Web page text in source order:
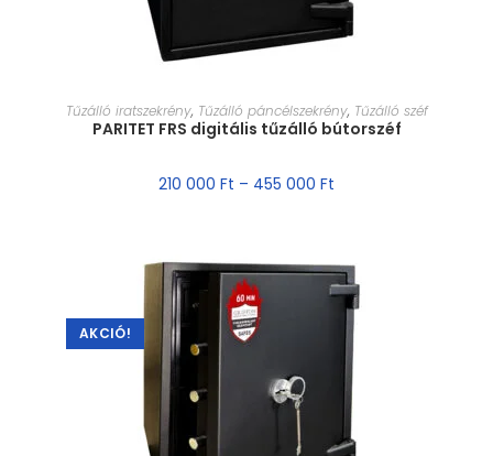
MÉRET VÁLASZTÁSA
Tűzálló iratszekrény, Tűzálló páncélszekrény, Tűzálló széf
PARITET FRS digitális tűzálló bútorszéf
210 000 Ft – 455 000 Ft
AKCIÓ!